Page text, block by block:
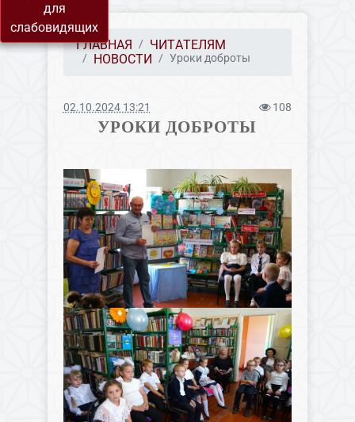
для
слабовидящих
ГЛАВНАЯ
ЧИТАТЕЛЯМ
НОВОСТИ
Уроки доброты
02.10.2024 13:21 108
УРОКИ ДОБРОТЫ